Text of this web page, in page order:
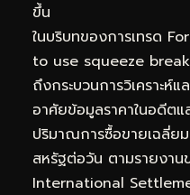
ขึ้น
ในบริบทของการเทรด
to use squeeze
ถึงกระบวนการวิเคราะห์
อาศัยข้อมูลราคาในอดีต
ปริมาณการซื้อขายเฉลี่ย
สหรัฐต่อวัน ตามรายงา
International